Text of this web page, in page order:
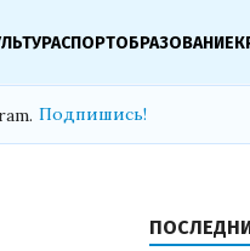
СПОРТОБРАЗОВАНИЕ
Подпишись!